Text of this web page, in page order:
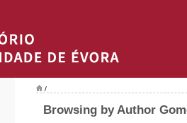
/
Browsing by Author